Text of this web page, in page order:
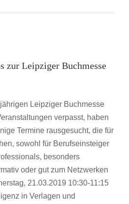
Leipzig
zur Leipziger Buchmesse
Leipziger Buchmesse
verpasst, haben
Termine rausgesucht, die für
sowohl für Berufseinsteiger
besonders
oder gut zum Netzwerken
21.03.2019 10:30-11:15
in Verlagen und